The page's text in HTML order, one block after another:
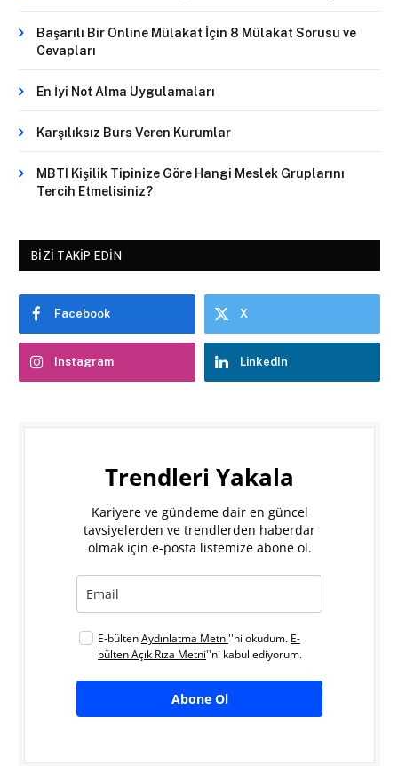
Başarılı Bir Online Mülakat İçin 8 Mülakat Sorusu ve
Cevapları
En İyi Not Alma Uygulamaları
Karşılıksız Burs Veren Kurumlar
MBTI Kişilik Tipinize Göre Hangi Meslek Gruplarını
Tercih Etmelisiniz?
BIZI TAKIP EDIN
Facebook X
Instagram LinkedIn
Trendleri Yakala
Kariyere ve gündeme dair en güncel
tavsiyelerden ve trendlerden haberdar
olmak için e-posta listemize abone ol.
E-bültenAydınlatma Metni''ni okudum. E-
bülten Açık Rıza Metni''ni kabul ediyorum.
Abone Ol